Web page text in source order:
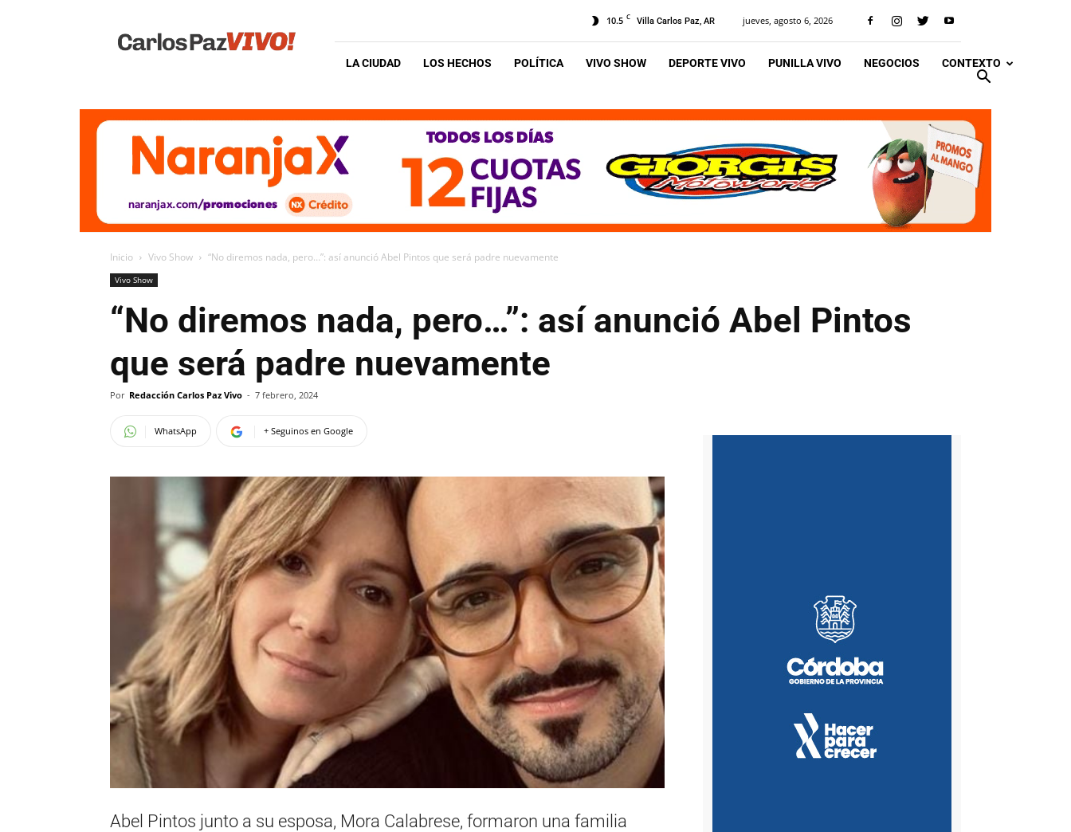
Vivo
10.5 C Villa Carlos Paz, AR jueves, agosto 6, 2026
LA CIUDAD LOS HECHOS POLÍTICA VIVO SHOW DEPORTE VIVO PUNILLA VIVO NEGOCIOS CONTEXTO
Inicio Vivo Show “No diremos nada, pero…”: así anunció Abel Pintos que será padre nuevamente
Vivo Show
“No diremos nada, pero…”: así anunció Abel Pintos
que será padre nuevamente
Por Redacción Carlos Paz Vivo - 7 febrero, 2024
WhatsApp + Seguinos en Google
Abel Pintos junto a su esposa, Mora Calabrese, formaron una familia